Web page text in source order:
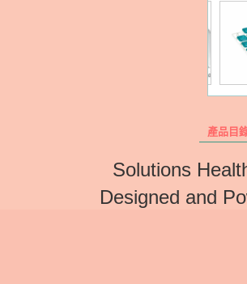
產品目
Solutions
Designed and